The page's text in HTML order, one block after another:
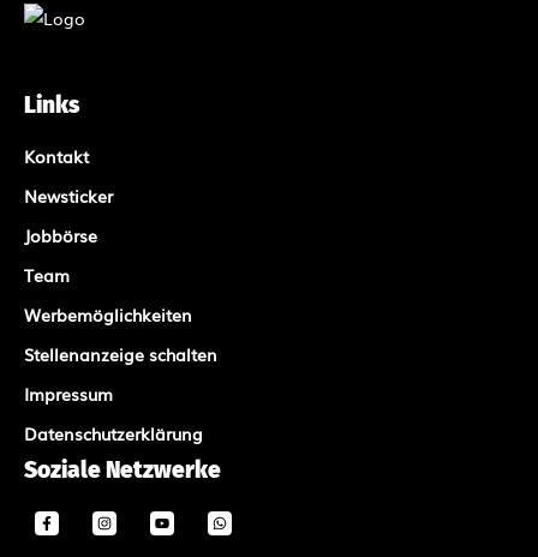
Links
Kontakt
Newsticker
Jobbörse
Team
Werbemöglichkeiten
Stellenanzeige schalten
Impressum
Datenschutzerklärung
Soziale Netzwerke